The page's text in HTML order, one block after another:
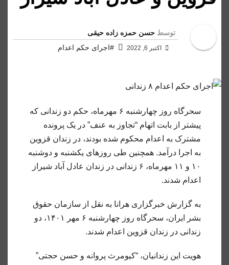
توسط حسن حمزه زاده حیقی
اکتبر 6, 2022 #اجرای حکم اعدام
سحرگاه روز چهارشنبه ۶ مهرماه، حکم دو زندانی که
پیشتر از بابت اتهام “تجاوز به عنف” در یک پرونده
مشترک به اعدام محکوم شده بودند، در زندان قزوین
به اجرا درآمد. همچنین طی روزهای یکشنبه و دوشنبه
۱۰ و ۱۱ مهرماه، ۶ زندانی در زندان عادل آباد شیراز
اعدام شدند.
به گزارش خبرگزاری هرانا به نقل از سازمان حقوق
بشر ایران، سحرگاه روز چهارشنبه ۶ مهر ۱‍۴۰۱، دو
زندانی در زندان قزوین اعدام شدند.
هویت این زندانیان، “کیومرث پروانه و حسن حجتی”